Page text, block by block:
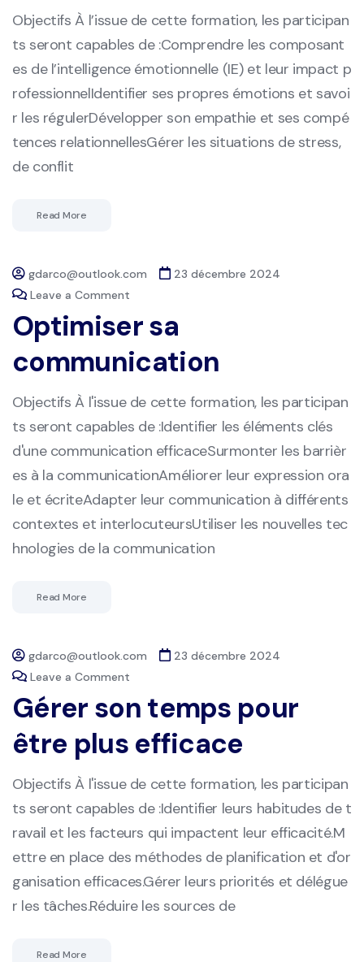
Objectifs À l’issue de cette formation, les participan
ts seront capables de :Comprendre les composant
es de l’intelligence émotionnelle (IE) et leur impact p
rofessionnelIdentifier ses propres émotions et savoi
r les régulerDévelopper son empathie et ses compé
tences relationnellesGérer les situations de stress,
de conflit
Read More
gdarco@outlook.com
23 décembre 2024
Leave a Comment
Optimiser sa
communication
Objectifs À l'issue de cette formation, les participan
ts seront capables de :Identifier les éléments clés
d'une communication efficaceSurmonter les barrièr
es à la communicationAméliorer leur expression ora
le et écriteAdapter leur communication à différents
contextes et interlocuteursUtiliser les nouvelles tec
hnologies de la communication
Read More
gdarco@outlook.com
23 décembre 2024
Leave a Comment
Gérer son temps pour
être plus efficace
Objectifs À l'issue de cette formation, les participan
ts seront capables de :Identifier leurs habitudes de t
ravail et les facteurs qui impactent leur efficacité.M
ettre en place des méthodes de planification et d'or
ganisation efficaces.Gérer leurs priorités et délégue
r les tâches.Réduire les sources de
Read More